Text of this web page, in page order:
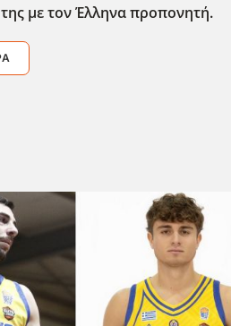
με τον Έλληνα προπονητή.